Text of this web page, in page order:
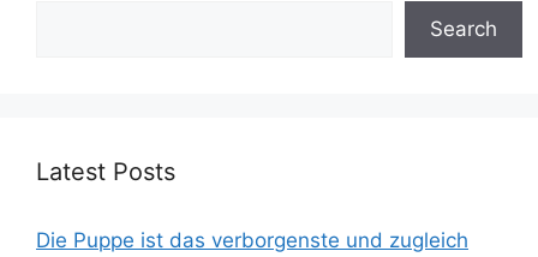
Search
Latest Posts
Die Puppe ist das verborgenste und zugleich